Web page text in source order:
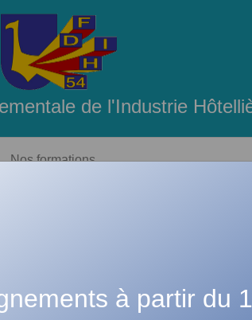
de l'Industrie
Nos formations
à partir du